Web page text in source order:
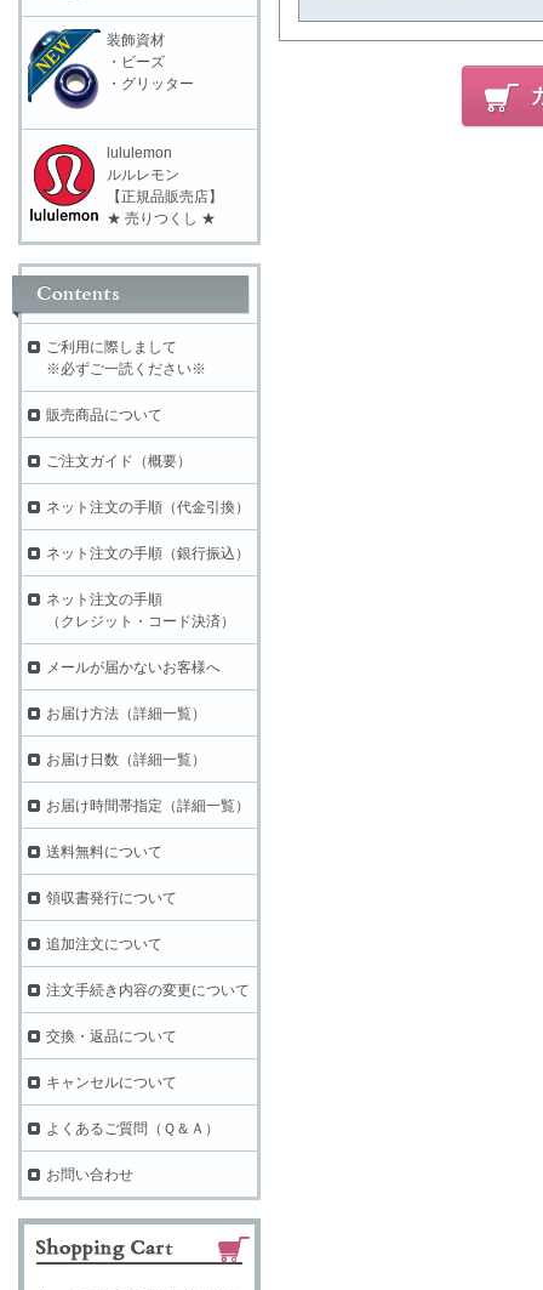
装飾資材
・ビーズ
・グリッター
lululemon
ルルレモン
【正規品販売店】
★ 売りつくし ★
ご利用に際しまして
※必ずご一読ください※
販売商品について
ご注文ガイド（概要）
ネット注文の手順（代金引換）
ネット注文の手順（銀行振込）
ネット注文の手順
（クレジット・コード決済）
メールが届かないお客様へ
お届け方法（詳細一覧）
お届け日数（詳細一覧）
お届け時間帯指定（詳細一覧）
送料無料について
領収書発行について
追加注文について
注文手続き内容の変更について
交換・返品について
キャンセルについて
よくあるご質問（Ｑ＆Ａ）
お問い合わせ